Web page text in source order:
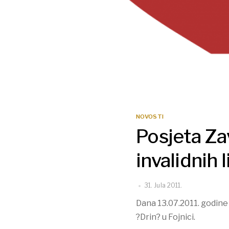
NOVOSTI
Posjeta
invalidnih
31. Jula 2011.
Dana 13.07.2011.
?Drin? u Fojnici.